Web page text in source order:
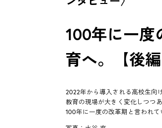
100年に一度
育へ。【後編
2022年から導入される高校生向
教育の現場が大きく変化しつつ
100年に一度の改革期と言われ